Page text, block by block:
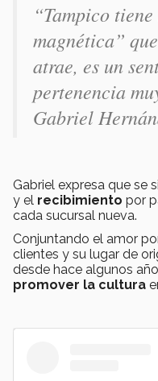
“Tampico
magnética”
atrae, es un
pertenencia
Gabriel
Gabriel expresa que se
y el recibimiento por
cada sucursal nueva.
Conjuntando el amor
clientes y su lugar de
desde hace algunos
promover la cultura